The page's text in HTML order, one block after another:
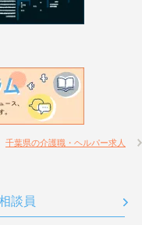
千葉県の介護職・ヘルパー求人
談員